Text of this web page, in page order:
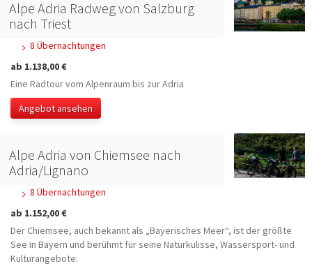
Alpe Adria Radweg von Salzburg
nach Triest
8 Übernachtungen
ab 1.138,00 €
Eine Radtour vom Alpenraum bis zur Adria
Angebot ansehen
Alpe Adria von Chiemsee nach
Adria/Lignano
8 Übernachtungen
ab 1.152,00 €
Der Chiemsee, auch bekannt als „Bayerisches Meer“, ist der größte
See in Bayern und berühmt für seine Naturkulisse, Wassersport- und
Kulturangebote: